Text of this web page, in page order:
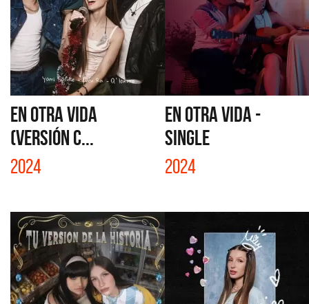
EN OTRA VIDA
(VERSIÓN C...
2024
EN OTRA VIDA -
SINGLE
2024